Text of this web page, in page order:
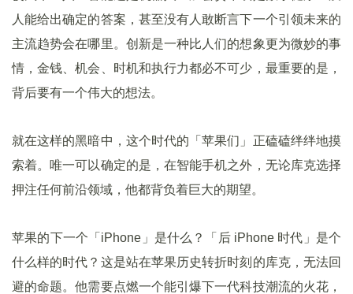
人能给出确定的答案，甚至没有人敢断言下一个引领未来的
主流趋势会在哪里。创新是一种比人们的想象更为微妙的事
情，金钱、机会、时机和执行力都必不可少，最重要的是，
背后要有一个伟大的想法。
就在这样的黑暗中，这个时代的「苹果们」正磕磕绊绊地摸
索着。唯一可以确定的是，在智能手机之外，无论库克选择
押注任何前沿领域，他都背负着巨大的期望。
苹果的下一个「iPhone」是什么？「后 iPhone 时代」是个
什么样的时代？这是站在苹果历史转折时刻的库克，无法回
避的命题。他需要点燃一个能引爆下一代科技潮流的火花，